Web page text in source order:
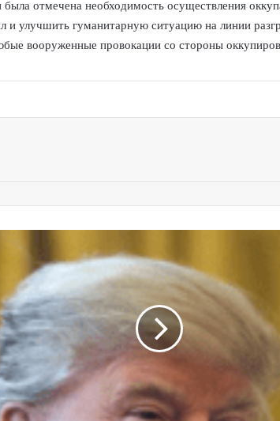
отмечена необходимость осуществления
и улучшить гуманитарную ситуацию на линии
вооруженные провокации со стороны